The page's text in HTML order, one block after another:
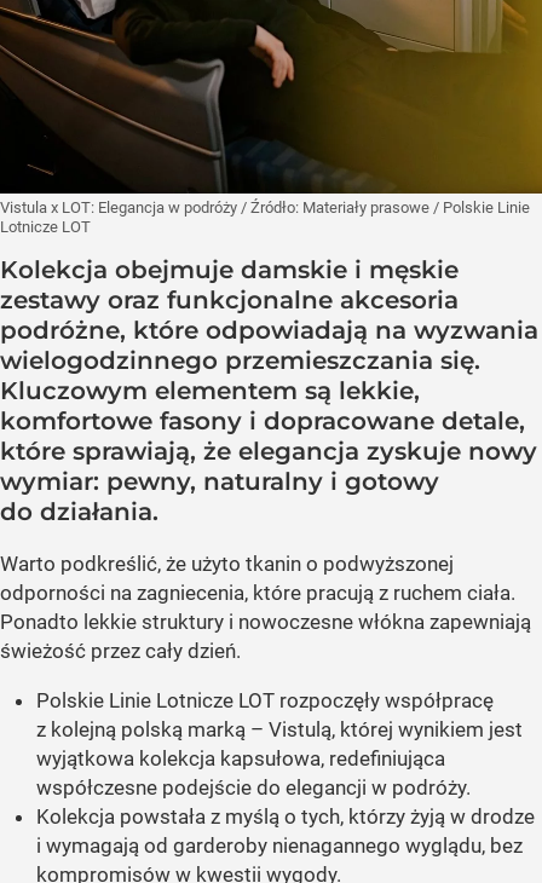
Vistula x LOT: Elegancja w podróży / Źródło: Materiały prasowe / Polskie Linie
Lotnicze LOT
Kolekcja obejmuje damskie i męskie
zestawy oraz funkcjonalne akcesoria
podróżne, które odpowiadają na wyzwania
wielogodzinnego przemieszczania się.
Kluczowym elementem są lekkie,
komfortowe fasony i dopracowane detale,
które sprawiają, że elegancja zyskuje nowy
wymiar: pewny, naturalny i gotowy
do działania.
Warto podkreślić, że użyto tkanin o podwyższonej
odporności na zagniecenia, które pracują z ruchem ciała.
Ponadto lekkie struktury i nowoczesne włókna zapewniają
świeżość przez cały dzień.
Polskie Linie Lotnicze LOT rozpoczęły współpracę
z kolejną polską marką – Vistulą, której wynikiem jest
wyjątkowa kolekcja kapsułowa, redefiniująca
współczesne podejście do elegancji w podróży.
Kolekcja powstała z myślą o tych, którzy żyją w drodze
i wymagają od garderoby nienagannego wyglądu, bez
kompromisów w kwestii wygody.